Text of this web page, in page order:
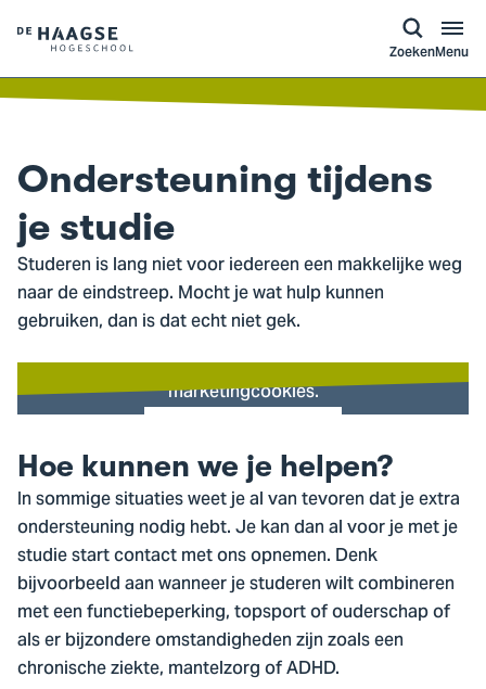
Logo
van
De
Hogeschool,
ga
naar
de
homepagina
ZoekenMenu
Ondersteuning tijdens
je studie
Studeren is lang niet voor iedereen een makkelijke weg
naar de eindstreep. Mocht je wat hulp kunnen
gebruiken, dan is dat echt niet gek.
Benieuwd wat hier te zien is? Accepteer dan de
marketingcookies.
Hoe kunnen we je helpen?
In sommige situaties weet je al van tevoren dat je extra
ondersteuning nodig hebt. Je kan dan al voor je met je
studie start contact met ons opnemen. Denk
bijvoorbeeld aan wanneer je studeren wilt combineren
met een functiebeperking, topsport of ouderschap of
als er bijzondere omstandigheden zijn zoals een
chronische ziekte, mantelzorg of ADHD.